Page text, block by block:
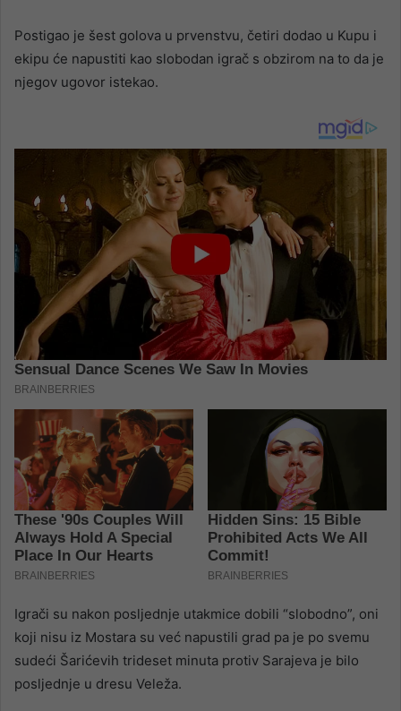
Postigao je šest golova u prvenstvu, četiri dodao u Kupu i
ekipu će napustiti kao slobodan igrač s obzirom na to da je
njegov ugovor istekao.
Igrači su nakon posljednje utakmice dobili “slobodno”, oni
koji nisu iz Mostara su već napustili grad pa je po svemu
sudeći Šarićevih trideset minuta protiv Sarajeva je bilo
posljednje u dresu Veleža.